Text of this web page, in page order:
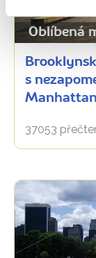
Oblíbená
s
Manhattan
37053